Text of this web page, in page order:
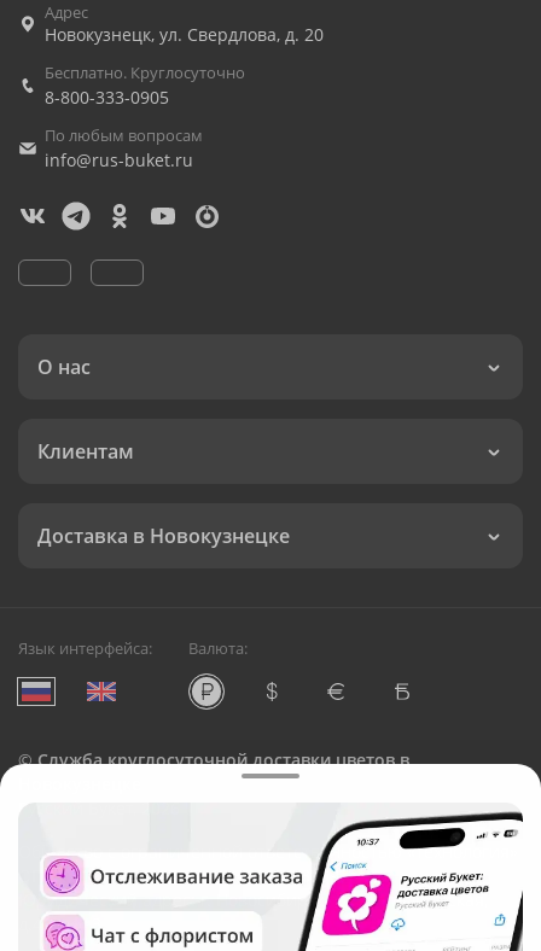
Адрес
Новокузнецк, ул. Свердлова, д. 20
Бесплатно. Круглосуточно
8-800-333-0905
По любым вопросам
info@rus-buket.ru
О нас
Клиентам
Доставка в Новокузнецке
Язык интерфейса: Валюта:
©Служба круглосуточной доставки цветов в
Русский Букет, 2026
Общество с ограниченной ответственностью «Технология»
ОГРН: 1195476081745, ИНН: 5410081997
Юридический адрес: г. Новосибирск, ул. Ипподромская,
д.42, оф. 3